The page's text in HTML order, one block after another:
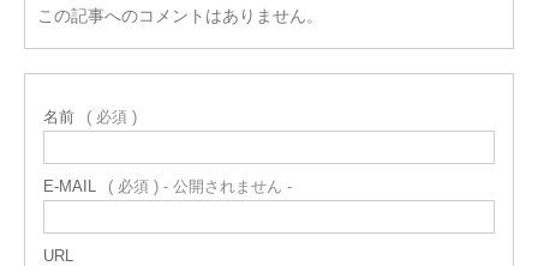
この記事へのコメントはありません。
名前 ( 必須 )
E-MAIL ( 必須 ) - 公開されません -
URL